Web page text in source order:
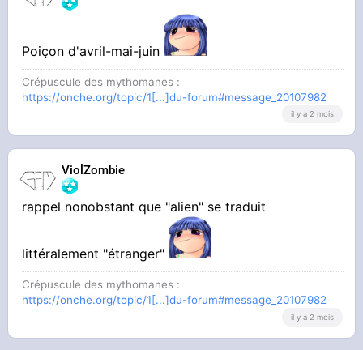
Poiçon d'avril-mai-juin
Crépuscule des mythomanes :
https://onche.org/topic/1[...]du-forum#message_20107982
il y a 2 mois
ViolZombie
rappel nonobstant que "alien" se traduit
littéralement "étranger"
Crépuscule des mythomanes :
https://onche.org/topic/1[...]du-forum#message_20107982
il y a 2 mois